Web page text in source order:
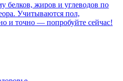
белков, жиров и углеводов по
Учитываются пол,
и точно — попробуйте сейчас!